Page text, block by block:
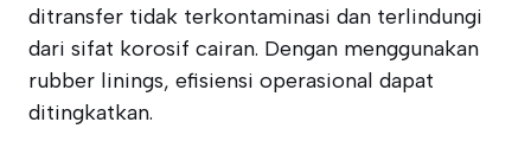
ditransfer tidak terkontaminasi dan terlindungi
dari sifat korosif cairan. Dengan menggunakan
rubber linings, efisiensi operasional dapat
ditingkatkan.